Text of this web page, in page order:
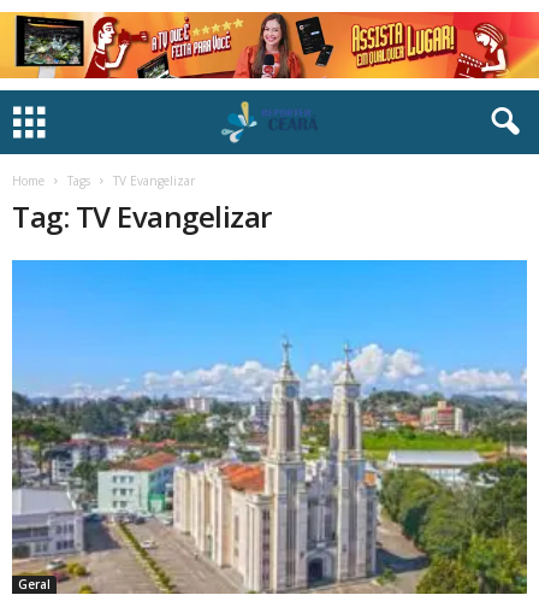
Home Tags TV Evangelizar
Tag: TV Evangelizar
Geral